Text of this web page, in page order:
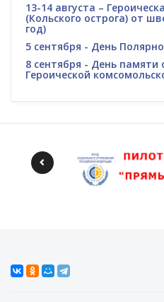
13-14 августа –
(Кольского острога) от
год)
5 сентября - День
8 сентября - День памяти
Героической